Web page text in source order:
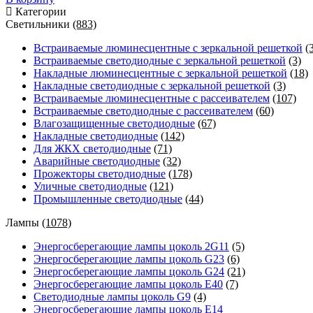
Категории
Светильники (883)
Встраиваемые люминесцентные с зеркальной решеткой
Встраиваемые светодиодные с зеркальной решеткой (3)
Накладные люминесцентные с зеркальной решеткой (18)
Накладные светодиодные с зеркальной решеткой (3)
Встраиваемые люминесцентные с рассеивателем (107)
Встраиваемые светодиодные с рассеивателем (60)
Влагозащищенные светодиодные (67)
Накладные светодиодные (142)
Для ЖКХ светодиодные (71)
Аварийные светодиодные (32)
Прожекторы светодиодные (178)
Уличные светодиодные (121)
Промышленные светодиодные (44)
Лампы (1078)
Энергосберегающие лампы цоколь 2G11 (5)
Энергосберегающие лампы цоколь G23 (6)
Энергосберегающие лампы цоколь G24 (21)
Энергосберегающие лампы цоколь Е40 (7)
Светодиодные лампы цоколь G9 (4)
Энергосберегающие лампы цоколь Е14